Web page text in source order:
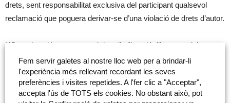
drets, sent responsabilitat exclusiva del participant qualsevol
reclamació que poguera derivar-se d’una violació de drets d’autor.
L’Organització es reserva el dret d’utilització d’imatges dels
participants.
Totes les dades personals dels participants seguiran l’establit en
la Llei Orgànica 15/1999, de 13 de desembre, de Protecció de
Fem servir galetes al nostre lloc web per a brindar-li
l'experiència més rellevant recordant les seves
preferències i visites repetides. A l'fer clic a "Acceptar",
accepta l'ús de TOTS els cookies. No obstant això, pot